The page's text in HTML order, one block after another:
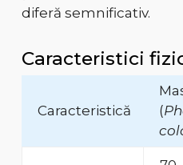
diferă semnificativ.
Caracteristici
Caracteristică
(